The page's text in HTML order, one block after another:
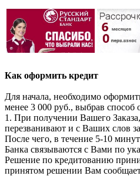
Как оформить кредит
Для начала, необходимо
менее 3 000 руб., выбрав способ
1. При получении Вашего
перезванивают и с Ваших слов
После чего, в течение 5-10
Банка связываются с Вами по
Решение по кредитованию
принятом решении Вам